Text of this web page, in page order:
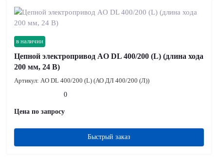
в наличии
Цепной электропривод AO DL 400/200 (L) (длина хода
200 мм, 24 В)
Артикул: AO DL 400/200 (L) (АО ДЛ 400/200 (Л))
0
Цена по запросу
Быстрый заказ